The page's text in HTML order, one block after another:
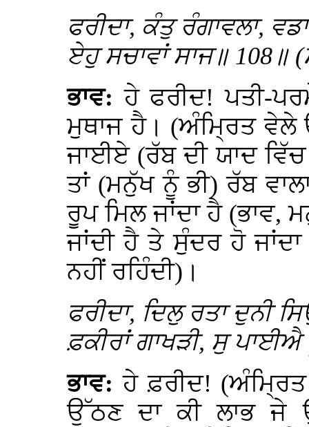
ਫਰੀਦਾ, ਕੰਤੁ ਰੰਗਾਵਲਾ,
ਏਹੁ ਸਚਾਵਾਂ ਸਾਜ॥ 108॥
ਭਾਵ:ਹੇ ਫਰੀਦ! ਪਤੀ-
ਮੁਥਾਜ ਹੈ। (ਅੰਮ੍ਰਿਤ
ਜਾਈਏ (ਰੱਬ ਦੀ ਯਾਦ
ਤਾਂ (ਮਨੁੱਖ ਨੂੰ ਭੀ) ਰੱਬ
ਰੂਪ ਮਿਲ ਜਾਂਦਾ ਹੈ (ਭਾਵ,
ਜਾਂਦੀ ਹੈ ਤੇ ਸੁੰਦਰ ਹੋ
ਨਹੀਂ ਰਹਿੰਦੀ)।
ਫਰੀਦਾ, ਦਿਲੁ ਰਤਾ ਦੁਨੀ
ਫ਼ਕੀਰਾਂ ਗਾਖੜੀ, ਸੁ
ਭਾਵ:ਹੇ ਫ਼ਰੀਦ!
ਉੱਠਣ ਦਾ ਕੀ ਲਾਭ ਜੇ